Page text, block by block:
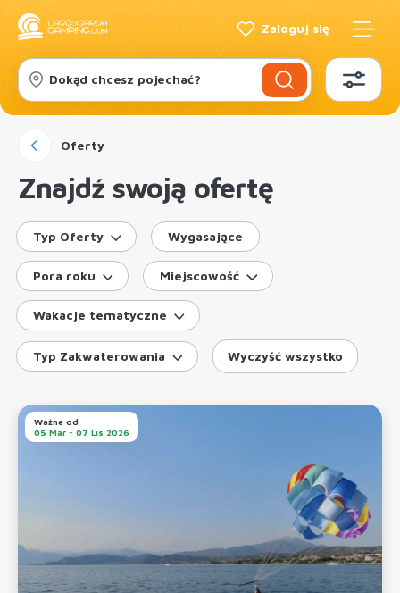
Zaloguj się
Dokąd chcesz pojechać?
Oferty
Znajdź swoją ofertę
Typ Oferty Wygasające
Pora roku Miejscowość
Wakacje tematyczne
Typ Zakwaterowania Wyczyść wszystko
Ważne od
05 Mar - 07 Lis 2026